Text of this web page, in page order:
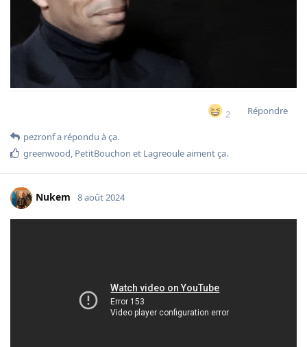
2 Répondre
pezronfa répondu à ça.
greenwood, PetitBouchon et Lagreouleaiment ça.
Nukem 8 août 2024